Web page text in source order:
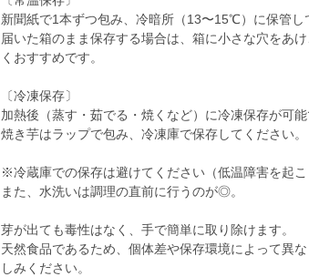
新聞紙で1本ずつ包み、冷暗所（13〜15℃）に保管し
届いた箱のまま保存する場合は、箱に小さな穴をあ
くおすすめです。
〔冷凍保存〕
加熱後（蒸す・茹でる・焼くなど）に冷凍保存が可能
焼き芋はラップで包み、冷凍庫で保存してください。
※冷蔵庫での保存は避けてください（低温障害を起こ
また、水洗いは調理の直前に行うのが◎。
芽が出ても毒性はなく、手で簡単に取り除けます。
天然食品であるため、個体差や保存環境によって異
しみください。